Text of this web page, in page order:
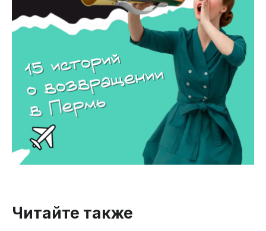
Читайте также